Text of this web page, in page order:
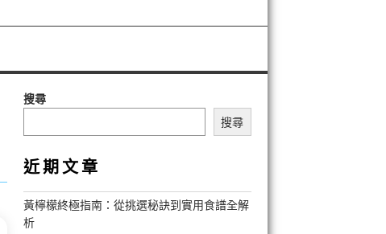
搜尋
搜尋
近期文章
黃檸檬終極指南：從挑選秘訣到實用食譜全解
析